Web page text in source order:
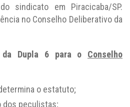
sindicato em Piracicaba/SP.
no Conselho Deliberativo da
da Dupla 6 para o Conselho
o estatuto;
dos peculistas;